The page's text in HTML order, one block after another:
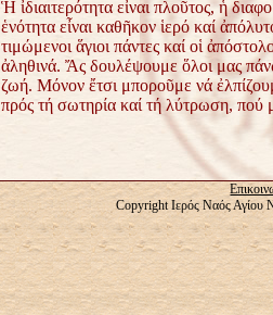
Ἡ ἰδιαιτερότητα εἶναι πλοῦτος, ἡ
ἑνότητα εἶναι καθῆκον ἱερό καί
τιμώμενοι ἅγιοι πάντες καί οἱ
ἀληθινά. Ἄς δουλέψουμε ὅλοι μας
ζωή. Μόνον ἔτσι μποροῦμε νά
πρός τή σωτηρία καί τή λύτρωση, πού
Copyright Ιερός Ναός Αγίου